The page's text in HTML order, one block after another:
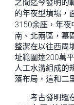
之間迄今發明的
的年夜型墳場，
3150余座，年夜
南、北兩區，墓
整潔在以往西周
址範圍達200萬
人工水溝組成的
落布局，這和二
考古發明還